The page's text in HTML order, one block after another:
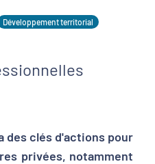
Développement territorial
des clés d'actions pour
privées, notamment